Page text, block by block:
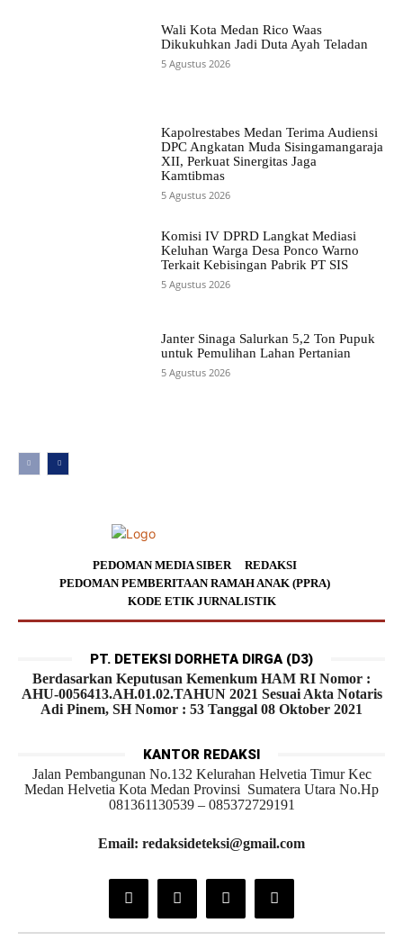
Wali Kota Medan Rico Waas
Dikukuhkan Jadi Duta Ayah Teladan
5 Agustus 2026
Kapolrestabes Medan Terima Audiensi
DPC Angkatan Muda Sisingamangaraja
XII, Perkuat Sinergitas Jaga
Kamtibmas
5 Agustus 2026
Komisi IV DPRD Langkat Mediasi
Keluhan Warga Desa Ponco Warno
Terkait Kebisingan Pabrik PT SIS
5 Agustus 2026
Janter Sinaga Salurkan 5,2 Ton Pupuk
untuk Pemulihan Lahan Pertanian
5 Agustus 2026
PEDOMAN MEDIA SIBER
REDAKSI
PEDOMAN PEMBERITAAN RAMAH ANAK (PPRA)
KODE ETIK JURNALISTIK
PT. DETEKSI DORHETA DIRGA (D3)
Berdasarkan Keputusan Kemenkum HAM RI Nomor :
AHU-0056413.AH.01.02.TAHUN 2021 Sesuai Akta Notaris
Adi Pinem, SH Nomor : 53 Tanggal 08 Oktober 2021
KANTOR REDAKSI
Jalan Pembangunan No.132 Kelurahan Helvetia Timur Kec
Medan Helvetia Kota Medan Provinsi Sumatera Utara No.Hp
081361130539 – 085372729191
Email: redaksideteksi@gmail.com